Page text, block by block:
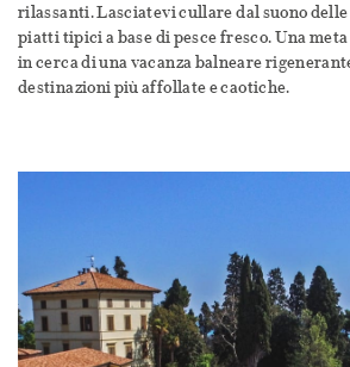
rilassanti. Lasciatevi cullare dal suono delle
piatti tipici a base di pesce fresco. Una
in cerca di una vacanza balneare
destinazioni più affollate e caotiche.